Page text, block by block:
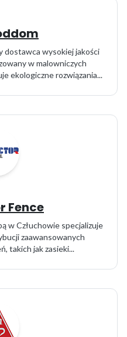
dostawca wysokiej jakości
w malowniczych
ekologiczne rozwiązania...
Fence
w Człuchowie specjalizuje
zaawansowanych
takich jak zasieki...